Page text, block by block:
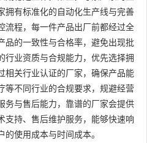
拥有标准化的自动化生产线与完善
流程，每一件产品出厂前都经过全
品的一致性与合格率，避免出现批
行业资质与合规能力，优先选择拥
相关行业认证的厂家，确保产品能
等不同行业的合规要求，规避经营
务与售后能力，靠谱的厂家会提供
支持、售后维护服务，能够快速响
使用成本与时间成本。